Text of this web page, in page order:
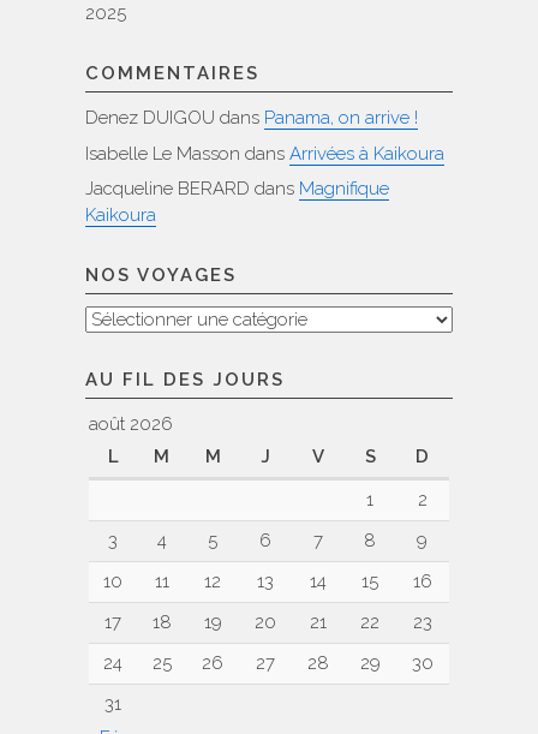
2025
COMMENTAIRES
Denez DUIGOU dans Panama, on arrive !
Isabelle Le Masson dans Arrivées à Kaikoura
Jacqueline BERARD dans Magnifique
Kaikoura
NOS VOYAGES
Nos
AU FIL DES JOURS
août 2026
L
M M J V S
D
1
2
3
4 5 6 7 8
9
10
11 12 13 14 15
16
17
18 19 20 21 22
23
24
25 26 27 28 29
30
31